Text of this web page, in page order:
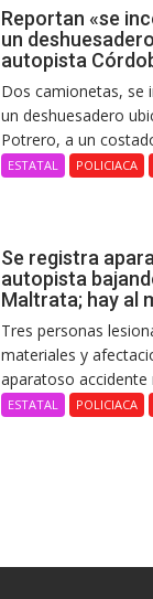
Reportan «se
un
autopista
Dos camionetas, se
un deshuesadero
Potrero, a un
ESTATAL POLICIACA
Se registra
autopista
Maltrata; hay al
Tres personas
materiales y
aparatoso accidente
ESTATAL POLICIACA